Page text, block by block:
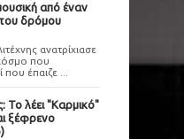
από έναν
του δρόμου
ανατρίχιασε
που
έπαιζε ...
Το λέει "Καρμικό"
ξέφρενο